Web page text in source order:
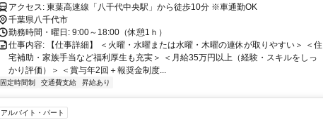
アクセス: 東葉高速線「八千代中央駅」から徒歩10分 ※車通勤OK
千葉県八千代市
勤務時間・曜日: 9:00～18:00（休憩1ｈ）
仕事内容: 【仕事詳細】 ＜火曜・水曜または水曜・木曜の連休が取りやすい＞ ＜住
宅補助・家族手当など福利厚生も充実＞ ＜月給35万円以上（経験・スキルをしっ
かり評価）＞ ＜賞与年2回＋報奨金制度...
固定時間制 交通費支給 昇給あり
アルバイト・パート